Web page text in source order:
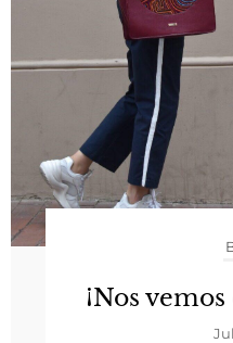
¡Nos